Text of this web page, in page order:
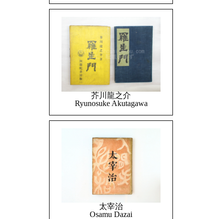
芥川龍之介
Ryunosuke Akutagawa
太宰治
Osamu Dazai